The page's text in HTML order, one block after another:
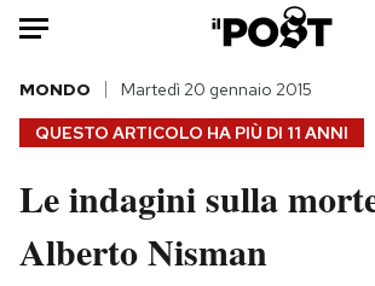
Auto
HOME
Italia
Politica
Moda
QUESTO ARTICOLO HA PIÙ DI 11 ANNI
MONDO Martedì 20 gennaio 2015
Le indagini sulla
Alberto Nisman